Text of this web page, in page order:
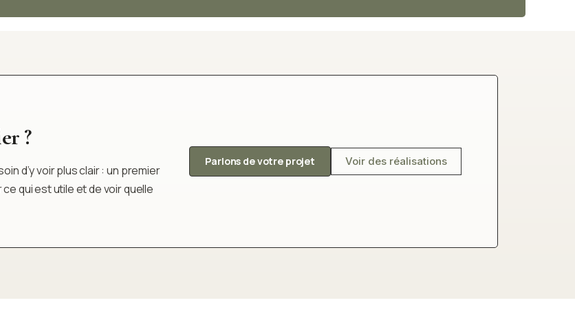
?
d’y voir plus clair : un premier
qui est utile et de voir quelle
Parlons de votre projet Voir des réalisations